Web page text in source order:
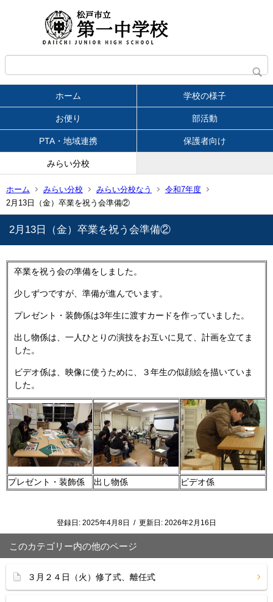
ホーム 学校の様子
お便り 部活動
PTA・地域連携 保護者向け
みらい分校
ホーム みらい分校 みらい分校なう
令和7年度
2月13日（金）卒業を祝う会準備②
2月13日（金）卒業を祝う会準備②
卒業を祝う会の準備をしました。
少しずつですが、準備が進んでいます。
プレゼント・装飾係は3年生に渡すカードを作っていました。
出し物係は、一人ひとりの演技をお互いに見て、計画を立てま
した。
ビデオ係は、映像に使うために、３年生の似顔絵を描いていま
した。
プレゼント・装飾係 出し物係 ビデオ係
登録日: 2025年4月8日 / 更新日: 2026年2月16日
このカテゴリー内の他のページ
３月２４日（火）修了式、離任式